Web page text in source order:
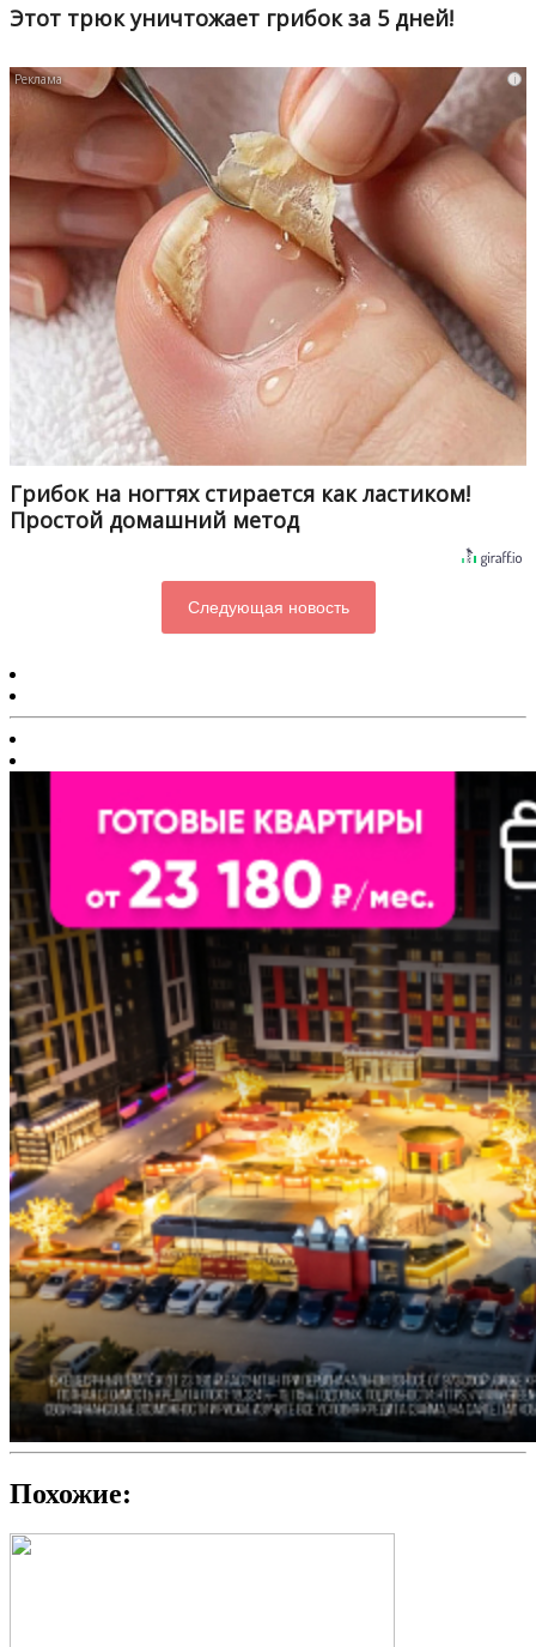
Этот трюк уничтожает грибок за 5 дней!
i
Грибок на ногтях стирается как ластиком!
Простой домашний метод
Следующая новость
Похожие: